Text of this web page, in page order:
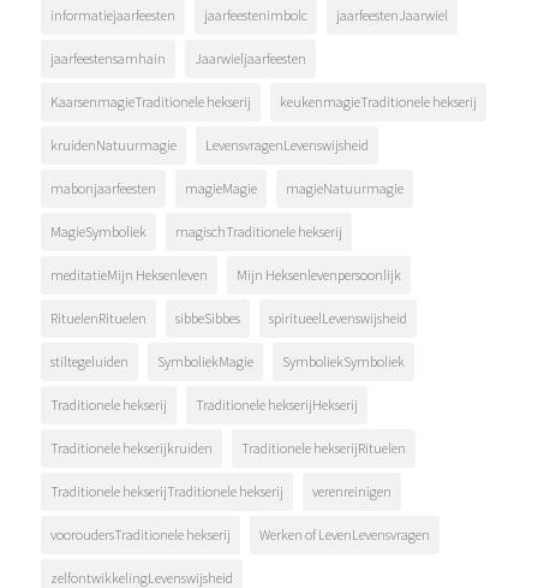
informatiejaarfeesten jaarfeestenimbolc jaarfeestenJaarwiel
jaarfeestensamhain Jaarwieljaarfeesten
KaarsenmagieTraditionele hekserij keukenmagieTraditionele hekserij
kruidenNatuurmagie LevensvragenLevenswijsheid
mabonjaarfeesten magieMagie magieNatuurmagie
MagieSymboliek magischTraditionele hekserij
meditatieMijn Heksenleven Mijn Heksenlevenpersoonlijk
RituelenRituelen sibbeSibbes spiritueelLevenswijsheid
stiltegeluiden SymboliekMagie SymboliekSymboliek
Traditionele hekserij Traditionele hekserijHekserij
Traditionele hekserijkruiden Traditionele hekserijRituelen
Traditionele hekserijTraditionele hekserij verenreinigen
vooroudersTraditionele hekserij Werken of LevenLevensvragen
zelfontwikkelingLevenswijsheid